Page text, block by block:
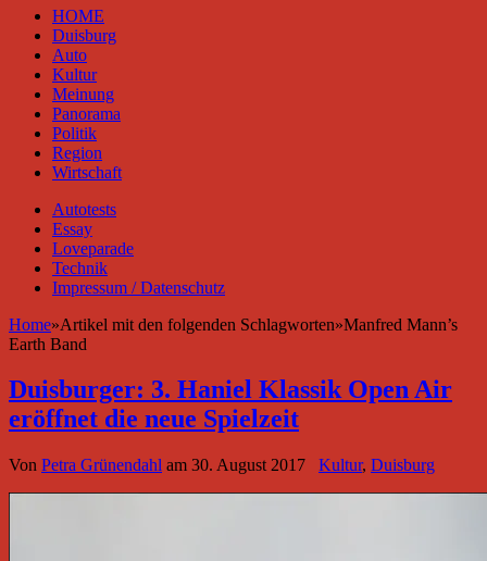
HOME
Duisburg
Auto
Kultur
Meinung
Panorama
Politik
Region
Wirtschaft
Autotests
Essay
Loveparade
Technik
Impressum / Datenschutz
Home»Artikel mit den folgenden Schlagworten»Manfred Mann’s
Earth Band
Duisburger: 3. Haniel Klassik Open Air
eröffnet die neue Spielzeit
Von Petra Grünendahl am 30. August 2017 Kultur, Duisburg